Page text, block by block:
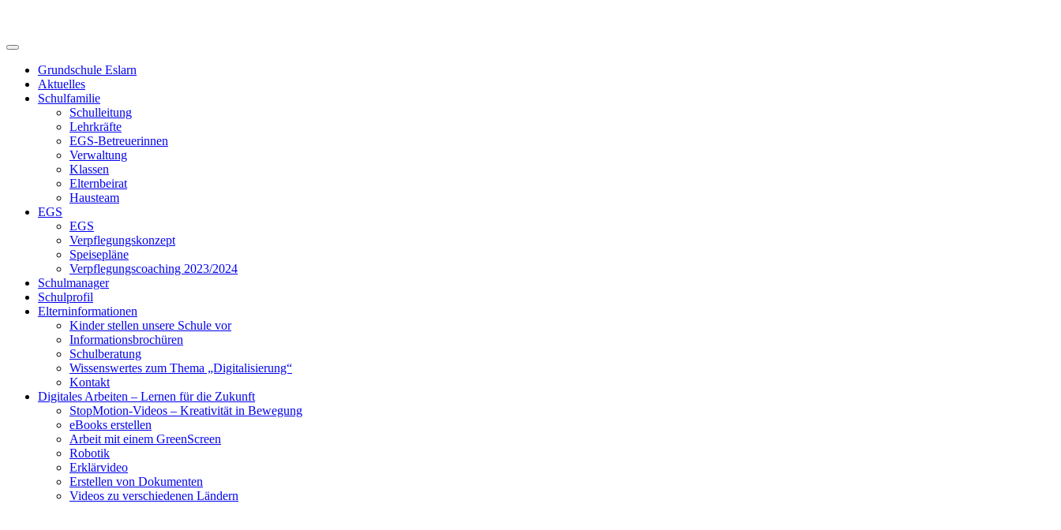
Grundschule Eslarn
Aktuelles
Schulfamilie
Schulleitung
Lehrkräfte
EGS-Betreuerinnen
Verwaltung
Klassen
Elternbeirat
Hausteam
EGS
EGS
Verpflegungskonzept
Speisepläne
Verpflegungscoaching 2023/2024
Schulmanager
Schulprofil
Elterninformationen
Kinder stellen unsere Schule vor
Informationsbrochüren
Schulberatung
Wissenswertes zum Thema „Digitalisierung“
Kontakt
Digitales Arbeiten – Lernen für die Zukunft
StopMotion-Videos – Kreativität in Bewegung
eBooks erstellen
Arbeit mit einem GreenScreen
Robotik
Erklärvideo
Erstellen von Dokumenten
Videos zu verschiedenen Ländern